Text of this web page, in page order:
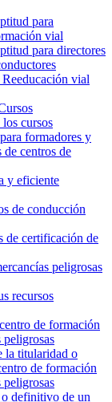
para
vial
para directores
vial
cursos
formadores y
centros de
y eficiente
de conducción
de certificación de
peligrosas
recursos
de formación
peligrosas
la titularidad o
de formación
peligrosas
definitivo de un